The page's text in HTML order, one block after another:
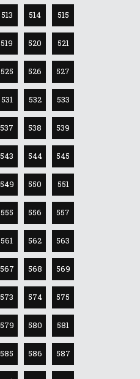
513 514 515
519 520 521
525 526 527
531 532 533
537 538 539
543 544 545
549 550 551
555 556 557
561 562 563
567 568 569
573 574 575
579 580 581
585 586 587